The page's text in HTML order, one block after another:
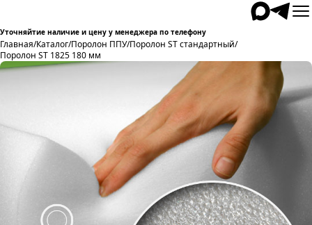
Уточняйтие наличие и цену у менеджера по телефону
Главная/Каталог/Поролон ППУ/Поролон ST стандартный/
Поролон ST 1825 180 мм